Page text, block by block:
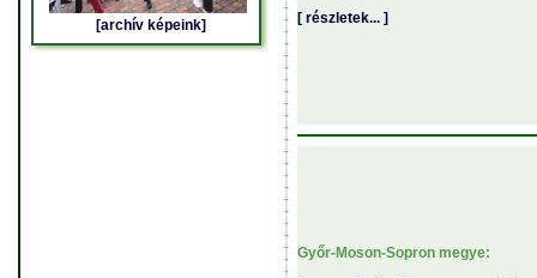
[archív képeink] [ részletek... ]
Győr-Moson-Sopron megye: